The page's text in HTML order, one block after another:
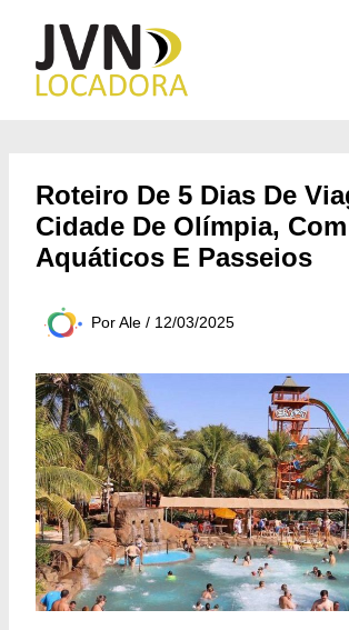
conteúdo
Roteiro De 5 Dias De
Cidade De Olímpia,
Aquáticos E Passeios
PorAle / 12/03/2025